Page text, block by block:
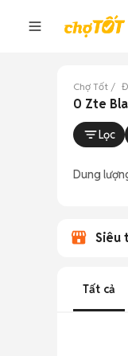
Chợ Tốt
0 Zte
Lọc
Dung
Siêu
Tất cả